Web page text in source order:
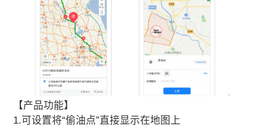
【产品功能】
1.可设置将“偷油点”直接显示在地图上